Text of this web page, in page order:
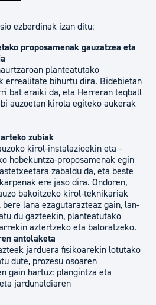
ezberdinak izan ditu:
proposamenak gauzatzea eta
planteatutako
errealitate bihurtu dira. Bidebietan
bat eraiki da, eta Herreran teqball
auzoetan kirola egiteko aukerak
zubiak
kirol-instalazioekin eta -
hobekuntza-proposamenak egin
zabaldu da, eta beste
ere jaso dira. Ondoren,
bakoitzeko kirol-teknikariak
lana ezagutarazteaz gain, lan-
du gazteekin, planteatutako
aztertzeko eta baloratzeko.
antolaketa
jarduera fisikoarekin lotutako
dute, prozesu osoaren
gain hartuz: plangintza eta
jardunaldiaren